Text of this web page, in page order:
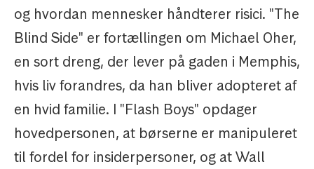
og hvordan mennesker håndterer risici. "The
Blind Side" er fortællingen om Michael Oher,
en sort dreng, der lever på gaden i Memphis,
hvis liv forandres, da han bliver adopteret af
en hvid familie. I "Flash Boys" opdager
hovedpersonen, at børserne er manipuleret
til fordel for insiderpersoner, og at Wall